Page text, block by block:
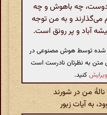
چه باهوش و چه
می‌گذارند و به من توجه
آباد و پر رونق است.
شده توسط هوش مصنوعی در
متن به نظرتان نادرست است
ویرایشکنید.
من در شورند
به آیات زبور